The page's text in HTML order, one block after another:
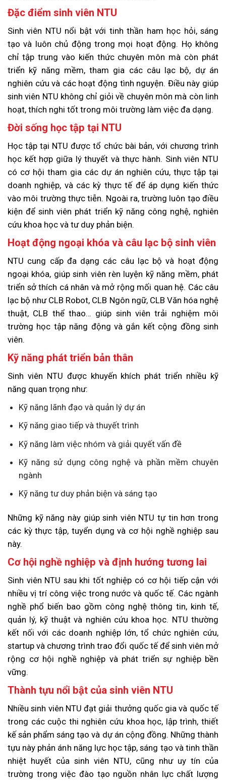
Đặc điểm sinh viên NTU
Sinh viên NTU nổi bật với tinh thần ham học hỏi, sáng
tạo và luôn chủ động trong mọi hoạt động. Họ không
chỉ tập trung vào kiến thức chuyên môn mà còn phát
triển kỹ năng mềm, tham gia các câu lạc bộ, dự án
nghiên cứu và các hoạt động tình nguyện. Điều này giúp
sinh viên NTU không chỉ giỏi về chuyên môn mà còn linh
hoạt, thích nghi tốt trong môi trường làm việc đa dạng.
Đời sống học tập tại NTU
Học tập tại NTU được tổ chức bài bản, với chương trình
học kết hợp giữa lý thuyết và thực hành. Sinh viên NTU
có cơ hội tham gia các dự án nghiên cứu, thực tập tại
doanh nghiệp, và các kỳ thực tế để áp dụng kiến thức
vào môi trường thực tiễn. Ngoài ra, trường luôn tạo điều
kiện để sinh viên phát triển kỹ năng công nghệ, nghiên
cứu khoa học và tư duy phản biện.
Hoạt động ngoại khóa và câu lạc bộ sinh viên
NTU cung cấp đa dạng các câu lạc bộ và hoạt động
ngoại khóa, giúp sinh viên rèn luyện kỹ năng mềm, phát
triển sở thích cá nhân và mở rộng mối quan hệ. Các câu
lạc bộ như CLB Robot, CLB Ngôn ngữ, CLB Văn hóa nghệ
thuật, CLB thể thao… giúp sinh viên trải nghiệm môi
trường học tập năng động và gắn kết cộng đồng sinh
viên.
Kỹ năng phát triển bản thân
Sinh viên NTU được khuyến khích phát triển nhiều kỹ
năng quan trọng như:
Kỹ năng lãnh đạo và quản lý dự án
Kỹ năng giao tiếp và thuyết trình
Kỹ năng làm việc nhóm và giải quyết vấn đề
Kỹ năng sử dụng công nghệ và phần mềm chuyên
ngành
Kỹ năng tư duy phản biện và sáng tạo
Những kỹ năng này giúp sinh viên NTU tự tin hơn trong
các kỳ thực tập, tuyển dụng và cơ hội nghề nghiệp sau
này.
Cơ hội nghề nghiệp và định hướng tương lai
Sinh viên NTU sau khi tốt nghiệp có cơ hội tiếp cận với
nhiều vị trí công việc trong nước và quốc tế. Các ngành
nghề phổ biến bao gồm công nghệ thông tin, kinh tế,
quản lý, kỹ thuật và nghiên cứu khoa học. NTU thường
kết nối với các doanh nghiệp lớn, tổ chức nghiên cứu,
startup và chương trình trao đổi quốc tế để sinh viên mở
rộng cơ hội nghề nghiệp và phát triển sự nghiệp bền
vững.
Thành tựu nổi bật của sinh viên NTU
Nhiều sinh viên NTU đạt giải thưởng quốc gia và quốc tế
trong các cuộc thi nghiên cứu khoa học, lập trình, thiết
kế sản phẩm sáng tạo và dự án cộng đồng. Những thành
tựu này phản ánh năng lực học tập, sáng tạo và tinh thần
nhiệt huyết của sinh viên NTU, cũng như uy tín của
trường trong việc đào tạo nguồn nhân lực chất lượng